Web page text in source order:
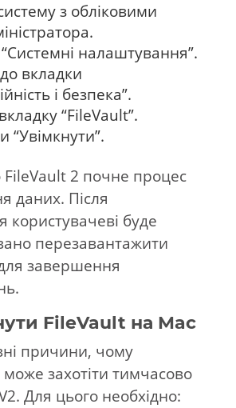
з обліковими
налаштування”.
вкладки
і безпека”.
“FileVault”.
“Увімкнути”.
FileVault 2 почне процес
даних. Після
буде
перезавантажити
завершення
FileVault на Mac
причини, чому
захотіти тимчасово
Для цього необхідно: